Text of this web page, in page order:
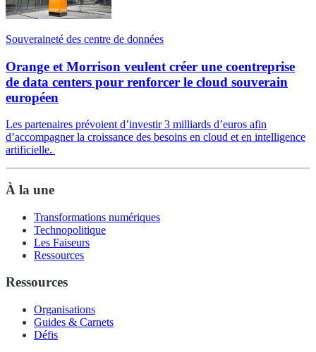
Souveraineté des centre de données
Orange et Morrison veulent créer une coentreprise
de data centers pour renforcer le cloud souverain
européen
Les partenaires prévoient d’investir 3 milliards d’euros afin
d’accompagner la croissance des besoins en cloud et en intelligence
artificielle.
À la une
Transformations numériques
Technopolitique
Les Faiseurs
Ressources
Ressources
Organisations
Guides & Carnets
Défis